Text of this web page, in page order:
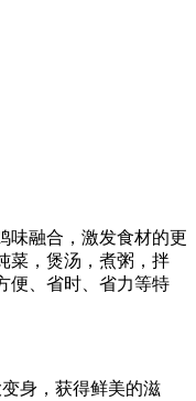
味融合，激发食材的更
菜，煲汤，煮粥，拌
便、省时、省力等特
身，获得鲜美的滋